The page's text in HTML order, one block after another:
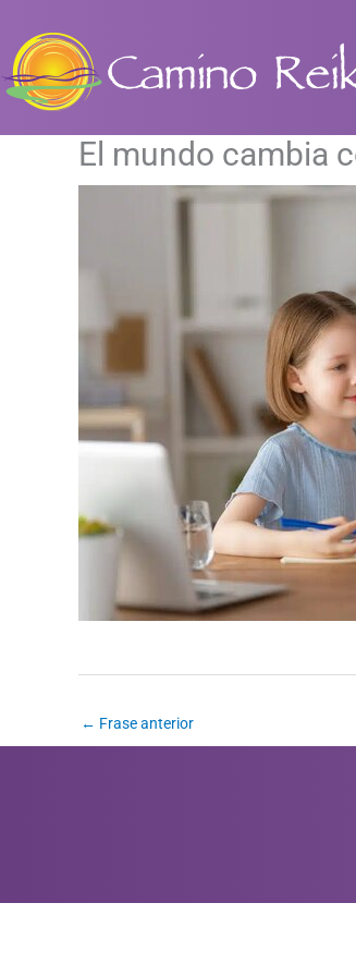
contenido
El mundo cambia
← Frase anterior